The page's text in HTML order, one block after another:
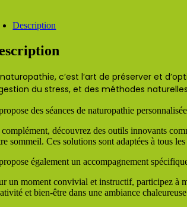
Description
c’est l’art de préserver et
du stress, et des méthodes
des séances de naturopathie
découvrez des outils innovants
sommeil. Ces solutions sont adaptées à tous
également un accompagnement
un moment convivial et instructif, participez à
et bien-être dans une ambiance